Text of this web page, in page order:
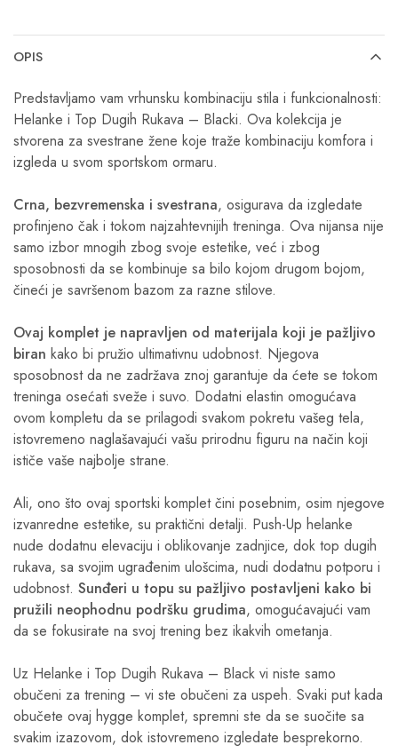
OPIS
Predstavljamo vam vrhunsku kombinaciju stila i funkcionalnosti:
Helanke i Top Dugih Rukava – Blacki. Ova kolekcija je
stvorena za svestrane žene koje traže kombinaciju komfora i
izgleda u svom sportskom ormaru.
Crna, bezvremenska i svestrana, osigurava da izgledate
profinjeno čak i tokom najzahtevnijih treninga. Ova nijansa nije
samo izbor mnogih zbog svoje estetike, već i zbog
sposobnosti da se kombinuje sa bilo kojom drugom bojom,
čineći je savršenom bazom za razne stilove.
Ovaj komplet je napravljen od materijala koji je pažljivo
biran kako bi pružio ultimativnu udobnost. Njegova
sposobnost da ne zadržava znoj garantuje da ćete se tokom
treninga osećati sveže i suvo. Dodatni elastin omogućava
ovom kompletu da se prilagodi svakom pokretu vašeg tela,
istovremeno naglašavajući vašu prirodnu figuru na način koji
ističe vaše najbolje strane.
Ali, ono što ovaj sportski komplet čini posebnim, osim njegove
izvanredne estetike, su praktični detalji. Push-Up helanke
nude dodatnu elevaciju i oblikovanje zadnjice, dok top dugih
rukava, sa svojim ugrađenim ulošcima, nudi dodatnu potporu i
udobnost. Sunđeri u topu su pažljivo postavljeni kako bi
pružili neophodnu podršku grudima, omogućavajući vam
da se fokusirate na svoj trening bez ikakvih ometanja.
Uz Helanke i Top Dugih Rukava – Black vi niste samo
obučeni za trening – vi ste obučeni za uspeh. Svaki put kada
obučete ovaj hygge komplet, spremni ste da se suočite sa
svakim izazovom, dok istovremeno izgledate besprekorno.